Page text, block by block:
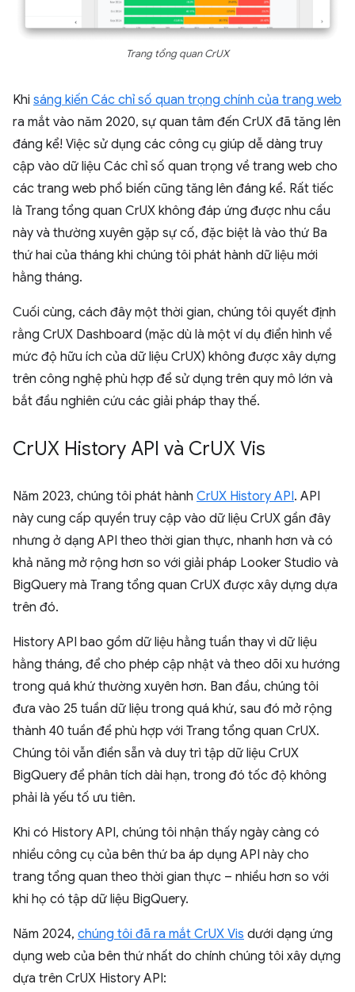
Trang tổng quan CrUX
Khi sáng kiến Các chỉ số quan trọng chính của trang web
ra mắt vào năm 2020, sự quan tâm đến CrUX đã tăng lên
đáng kể! Việc sử dụng các công cụ giúp dễ dàng truy
cập vào dữ liệu Các chỉ số quan trọng về trang web cho
các trang web phổ biến cũng tăng lên đáng kể. Rất tiếc
là Trang tổng quan CrUX không đáp ứng được nhu cầu
này và thường xuyên gặp sự cố, đặc biệt là vào thứ Ba
thứ hai của tháng khi chúng tôi phát hành dữ liệu mới
hằng tháng.
Cuối cùng, cách đây một thời gian, chúng tôi quyết định
rằng CrUX Dashboard (mặc dù là một ví dụ điển hình về
mức độ hữu ích của dữ liệu CrUX) không được xây dựng
trên công nghệ phù hợp để sử dụng trên quy mô lớn và
bắt đầu nghiên cứu các giải pháp thay thế.
CrUX History API và CrUX Vis
Năm 2023, chúng tôi phát hành CrUX History API. API
này cung cấp quyền truy cập vào dữ liệu CrUX gần đây
nhưng ở dạng API theo thời gian thực, nhanh hơn và có
khả năng mở rộng hơn so với giải pháp Looker Studio và
BigQuery mà Trang tổng quan CrUX được xây dựng dựa
trên đó.
History API bao gồm dữ liệu hằng tuần thay vì dữ liệu
hằng tháng, để cho phép cập nhật và theo dõi xu hướng
trong quá khứ thường xuyên hơn. Ban đầu, chúng tôi
đưa vào 25 tuần dữ liệu trong quá khứ, sau đó mở rộng
thành 40 tuần để phù hợp với Trang tổng quan CrUX.
Chúng tôi vẫn điền sẵn và duy trì tập dữ liệu CrUX
BigQuery để phân tích dài hạn, trong đó tốc độ không
phải là yếu tố ưu tiên.
Khi có History API, chúng tôi nhận thấy ngày càng có
nhiều công cụ của bên thứ ba áp dụng API này cho
trang tổng quan theo thời gian thực – nhiều hơn so với
khi họ có tập dữ liệu BigQuery.
Năm 2024, chúng tôi đã ra mắt CrUX Vis dưới dạng ứng
dụng web của bên thứ nhất do chính chúng tôi xây dựng
dựa trên CrUX History API: